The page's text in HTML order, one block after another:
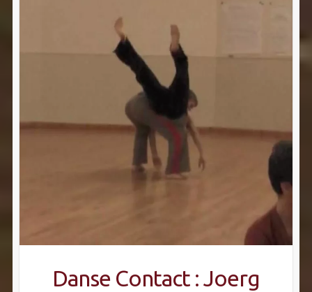
Danse Contact : Joerg